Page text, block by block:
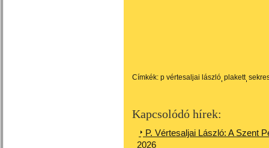
Címkék: p vértesaljai lászló plakett
Kapcsolódó hírek:
P. Vértesaljai László: A Szent
2026